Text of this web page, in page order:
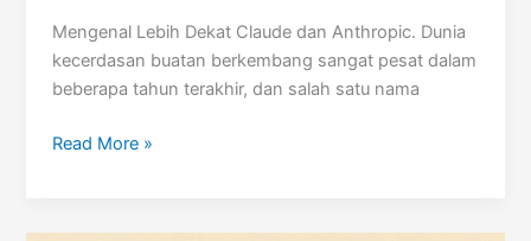
Mengenal Lebih Dekat Claude dan Anthropic. Dunia
kecerdasan buatan berkembang sangat pesat dalam
beberapa tahun terakhir, dan salah satu nama
Claude,
dari
Read More »